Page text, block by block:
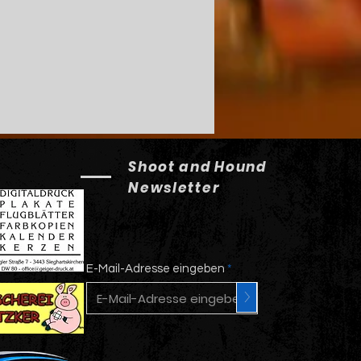
Shoot and Hound
Newsletter
E-Mail-Adresse eingeben
>